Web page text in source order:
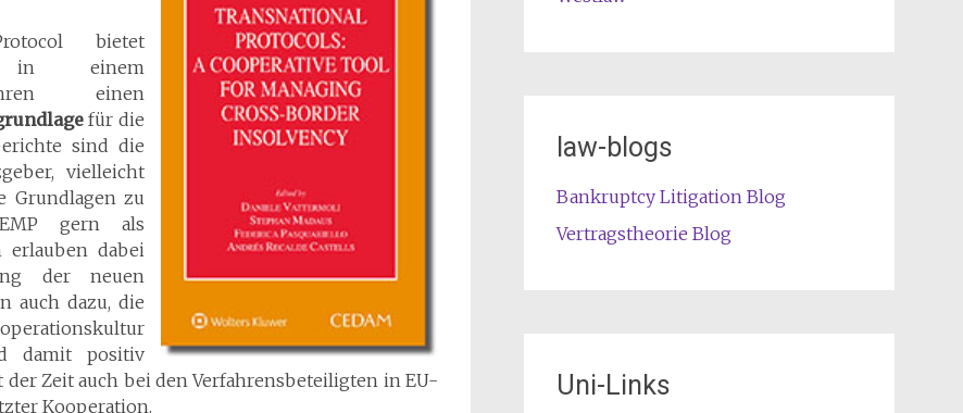
bietet
in einem
einen
für die
sind die
vielleicht
Grundlagen zu
gern als
erlauben dabei
der neuen
auch dazu, die
damit positiv
Zeit auch bei den Verfahrensbeteiligten in EU-
Kooperation.
law-blogs
Bankruptcy Litigation Blog
Vertragstheorie Blog
Uni-Links